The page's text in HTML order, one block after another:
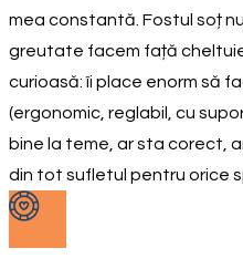
mea constantă. Fostul soț
greutate facem față
curioasă: îi place enorm să
(ergonomic, reglabil, cu
bine la teme, ar sta corect,
din tot sufletul pentru orice